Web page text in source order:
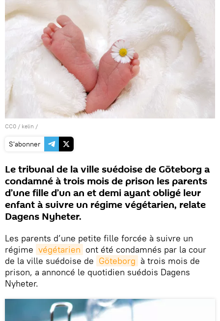
CC0 / kelin /
S'abonner
Le tribunal de la ville suédoise de Göteborg a
condamné à trois mois de prison les parents
d’une fille d’un an et demi ayant obligé leur
enfant à suivre un régime végétarien, relate
Dagens Nyheter.
Les parents d’une petite fille forcée à suivre un
régime végétarien ont été condamnés par la cour
de la ville suédoise de Göteborg à trois mois de
prison, a annoncé le quotidien suédois Dagens
Nyheter.